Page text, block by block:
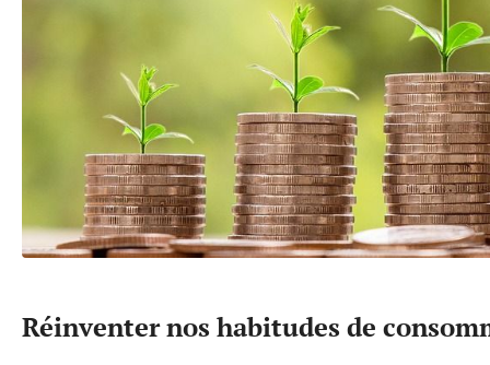
Réinventer nos habitudes de